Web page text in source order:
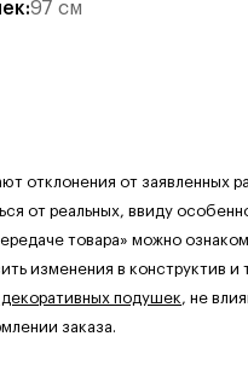
:97 см
отклонения от заявленных
от реальных, ввиду
товара» можно
изменения в конструктив
подушек, не
заказа.